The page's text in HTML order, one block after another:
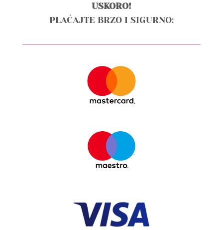
USKORO!
PLAĆAJTE BRZO I SIGURNO: